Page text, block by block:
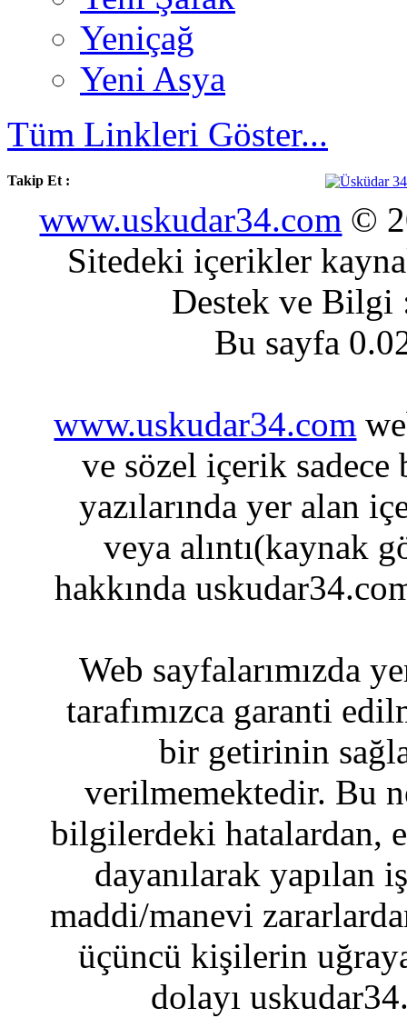
Yeniçağ
Yeni Asya
Tüm Linkleri Göster...
Takip Et :
www.uskudar34.com ©
Sitedeki içerikler
Destek ve
Bu sayfa
www.uskudar34.com
ve sözel içerik sadece
yazılarında yer alan
veya alıntı(kaynak
hakkında
Web sayfalarımızda
tarafımızca garanti
bir getirinin
verilmemektedir. Bu
bilgilerdeki hatalardan,
dayanılarak yapılan
maddi/manevi
üçüncü kişilerin
dolayı